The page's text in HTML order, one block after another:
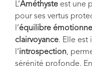
L’Améthyste est une
pour ses vertus
l’équilibre
clairvoyance. Elle est
l’introspection,
sérénité profonde.